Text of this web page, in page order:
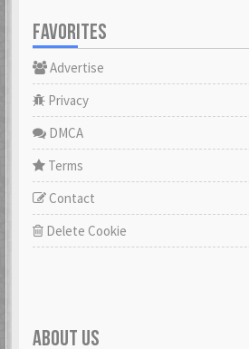
FAVORITES
Advertise
Privacy
DMCA
Terms
Contact
Delete Cookie
ABOUT US